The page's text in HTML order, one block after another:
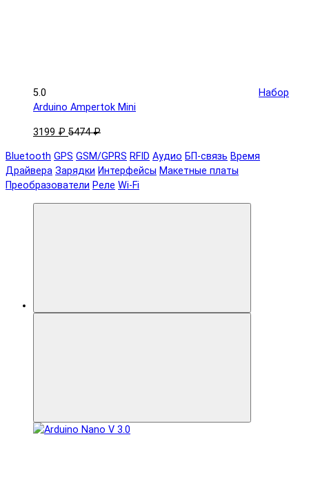
5.0
Набор
Arduino Ampertok Mini
3199 ₽ 5474 ₽
Bluetooth GPS GSM/GPRS RFID Аудио БП-связь Время
Драйвера Зарядки Интерфейсы Макетные платы
Преобразователи Реле Wi-Fi